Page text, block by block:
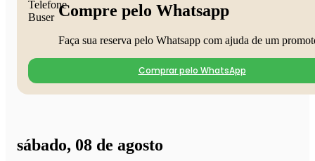
Compre pelo Whatsapp
Faça sua reserva pelo Whatsapp com ajuda de um
Comprar pelo WhatsApp
sábado, 08 de agosto